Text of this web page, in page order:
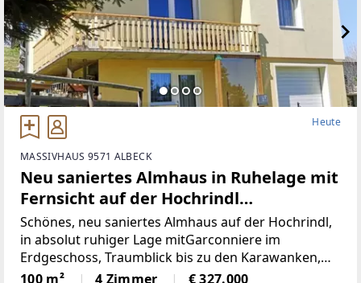
Heute
MASSIVHAUS 9571 ALBECK
Neu saniertes Almhaus in Ruhelage mit
Fernsicht auf der Hochrindl
(Provisionsfrei)
Schönes, neu saniertes Almhaus auf der Hochrindl,
in absolut ruhiger Lage mitGarconniere im
Erdgeschoss, Traumblick bis zu den Karawanken,
Sonnenlage, hierscheint den ganzen Tag die Sonne,
100 m² 4 Zimmer € 327.000